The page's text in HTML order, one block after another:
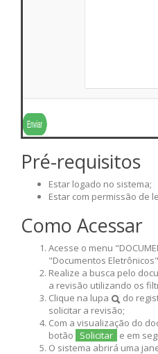
Pré-requisitos
Estar logado no sistema;
Estar com permissão de
Como Acessar
Acesse o menu
"Documentos
Realize a busca pelo
a revisão utilizando os
Clique na lupa
do
solicitar a revisão;
Com a visualização do
botão
Solicitar e em
O sistema abrirá uma